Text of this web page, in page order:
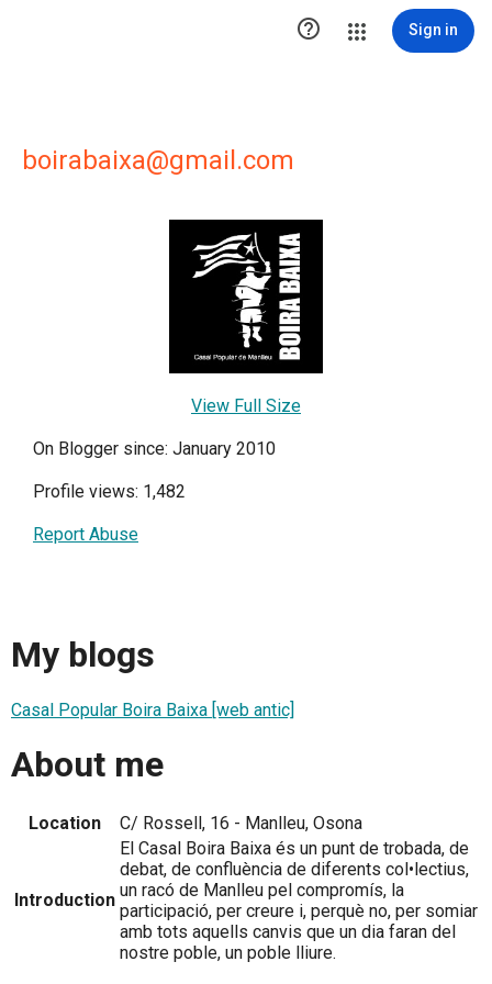
 Sign in
boirabaixa@gmail.com
View Full Size
On Blogger since: January 2010
Profile views: 1,482
Report Abuse
My blogs
Casal Popular Boira Baixa [web antic]
About me
Location C/ Rossell, 16 - Manlleu, Osona
Introduction
El Casal Boira Baixa és un punt de trobada, de
debat, de confluència de diferents col•lectius,
un racó de Manlleu pel compromís, la
participació, per creure i, perquè no, per somiar
amb tots aquells canvis que un dia faran del
nostre poble, un poble lliure.